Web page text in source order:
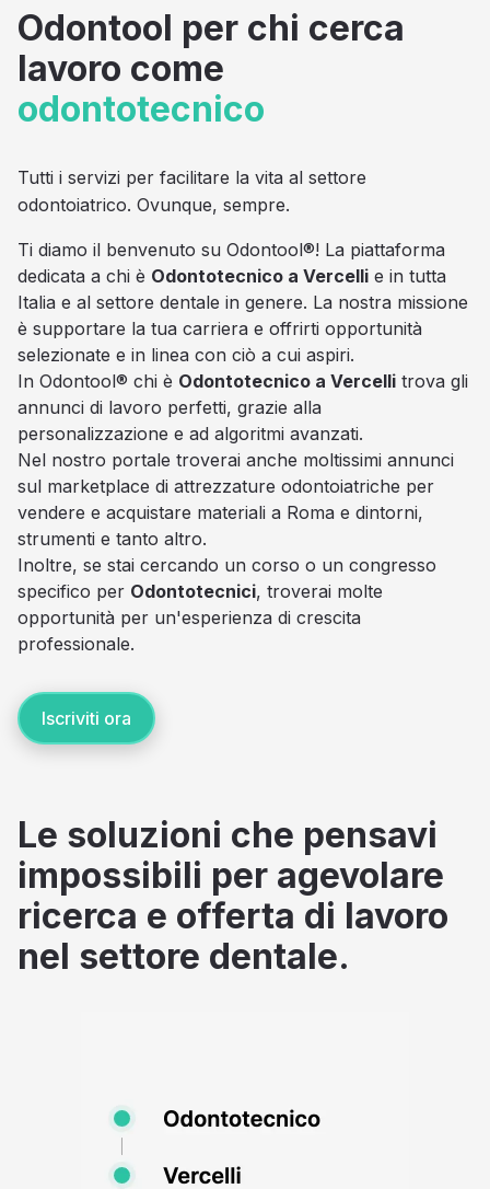
Odontool per chi cerca
lavoro come
odontotecnico
Tutti i servizi per facilitare la vita al settore
odontoiatrico. Ovunque, sempre.
Ti diamo il benvenuto su Odontool®! La piattaforma
dedicata a chi è Odontotecnico a Vercelli e in tutta
Italia e al settore dentale in genere. La nostra missione
è supportare la tua carriera e offrirti opportunità
selezionate e in linea con ciò a cui aspiri.
In Odontool® chi è Odontotecnico a Vercelli trova gli
annunci di lavoro perfetti, grazie alla
personalizzazione e ad algoritmi avanzati.
Nel nostro portale troverai anche moltissimi annunci
sul marketplace di attrezzature odontoiatriche per
vendere e acquistare materiali a Roma e dintorni,
strumenti e tanto altro.
Inoltre, se stai cercando un corso o un congresso
specifico per Odontotecnici, troverai molte
opportunità per un'esperienza di crescita
professionale.
Iscriviti ora
Le soluzioni che pensavi
impossibili per agevolare
ricerca e offerta di lavoro
nel settore dentale.